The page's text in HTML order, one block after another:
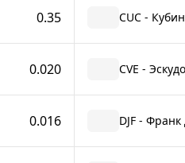
0.35 CUC -
0.020 CVE -
0.016 DJF -